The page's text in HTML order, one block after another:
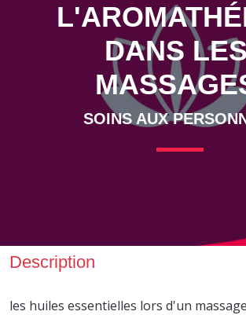
DANS LES
SOINS AUX
Description
les huiles essentielles lors d'un